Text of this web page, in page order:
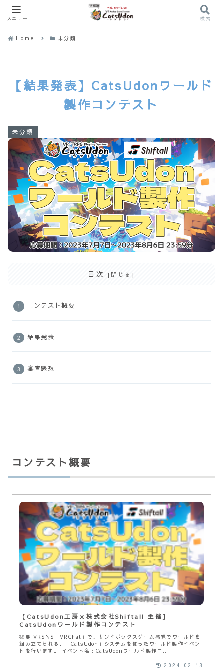
Home 未分類
【結果発表】CatsUdonワールド
製作コンテスト
未分類
目次
コンテスト概要
結果発表
審査感想
コンテスト概要
【CatsUdon工房ｘ株式会社Shiftall 主催】
CatsUdonワールド製作コンテスト
概要 VRSNS「VRChat」で、サンドボックスゲーム感覚でワールドを
組み立てられる、「CatsUdon」システムを使ったワールド製作イベン
トを行います。 イベント名：CatsUdonワールド製作コ...
2024.02.13
メニュー 検索